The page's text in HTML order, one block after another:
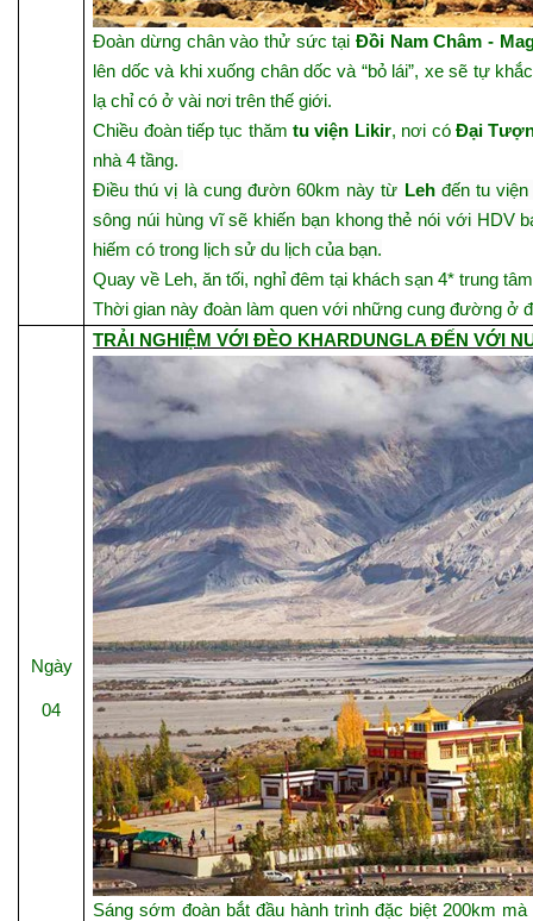
Đoàn dừng chân vào thử sức tại Đồi Nam Châm -
lên dốc và khi xuống chân dốc và “bỏ lái”, xe sẽ tự
lạ chỉ có ở vài nơi trên thế giới.
Chiều đoàn tiếp tục thăm tu viện Likir, nơi cóĐại
nhà 4 tầng.
Điều thú vị là cung đườn 60km này từ Lehđến tu
sông núi hùng vĩ sẽ khiến bạn khong thẻ nói với HDV
hiếm có trong lịch sử du lịch của bạn.
Quay về Leh, ăn tối, nghỉ đêm tại khách sạn 4* trung
Thời gian này đoàn làm quen với những cung đường ở
Ngày
04
TRẢI NGHIỆM VỚI ĐÈO KHARDUNGLA ĐẾN VỚI
Sáng sớm đoàn bắt đầu hành trình đặc biệt 200km